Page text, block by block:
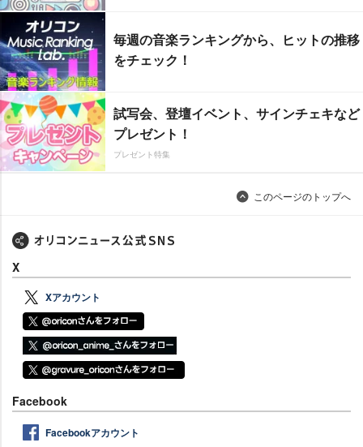
毎週の音楽ランキングから、ヒットの推移
をチェック！
試写会、登壇イベント、サインチェキなど
プレゼント！
プレゼント特集
このページのトップへ
X
Xアカウント
Facebook
Facebookアカウント